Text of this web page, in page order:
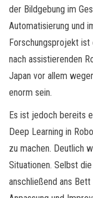
der Bildgebung im
Automatisierung und
Forschungsprojekt ist
nach assistierenden
Japan vor allem
enorm sein.
Es ist jedoch bereits
Deep Learning in
zu machen. Deutlich
Situationen. Selbst
anschließend ans